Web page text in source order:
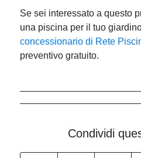
Se sei interessato a questo
una piscina per il tuo
concessionario di Rete
preventivo gratuito.
Condividi